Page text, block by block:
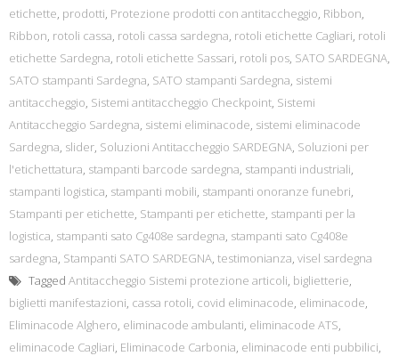
etichette, prodotti, Protezione prodotti con antitaccheggio, Ribbon,
Ribbon, rotoli cassa, rotoli cassa sardegna, rotoli etichette Cagliari, rotoli
etichette Sardegna, rotoli etichette Sassari, rotoli pos, SATO SARDEGNA,
SATO stampanti Sardegna, SATO stampanti Sardegna, sistemi
antitaccheggio, Sistemi antitaccheggio Checkpoint, Sistemi
Antitaccheggio Sardegna, sistemi eliminacode, sistemi eliminacode
Sardegna, slider, Soluzioni Antitaccheggio SARDEGNA, Soluzioni per
l'etichettatura, stampanti barcode sardegna, stampanti industriali,
stampanti logistica, stampanti mobili, stampanti onoranze funebri,
Stampanti per etichette, Stampanti per etichette, stampanti per la
logistica, stampanti sato Cg408e sardegna, stampanti sato Cg408e
sardegna, Stampanti SATO SARDEGNA, testimonianza, visel sardegna
Tagged Antitaccheggio Sistemi protezione articoli, biglietterie,
biglietti manifestazioni, cassa rotoli, covid eliminacode, eliminacode,
Eliminacode Alghero, eliminacode ambulanti, eliminacode ATS,
eliminacode Cagliari, Eliminacode Carbonia, eliminacode enti pubbilici,